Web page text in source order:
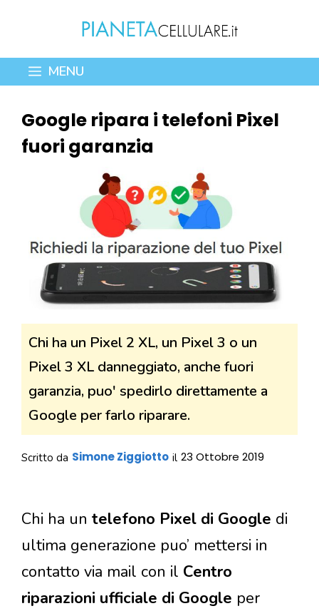
contenuto
MENU
Google ripara i telefoni Pixel
fuori garanzia
Chi ha un Pixel 2 XL, un Pixel 3 o un
Pixel 3 XL danneggiato, anche fuori
garanzia, puo' spedirlo direttamente a
Google per farlo riparare.
Scritto da Simone Ziggiotto il 23 Ottobre 2019
Chi ha un telefono Pixel di Google di
ultima generazione puo’ mettersi in
contatto via mail con il Centro
riparazioni ufficiale di Google per